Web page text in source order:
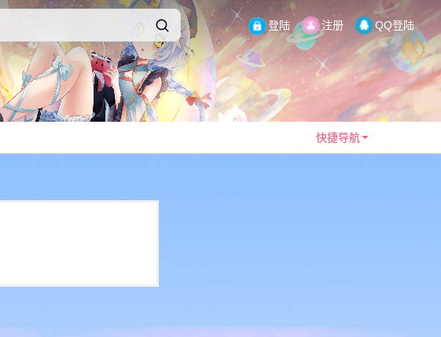
登陆 注册 QQ登陆
快捷导航